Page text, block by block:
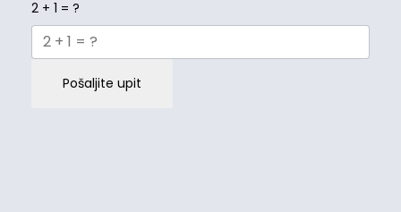
2 + 1 = ?
Pošaljite upit